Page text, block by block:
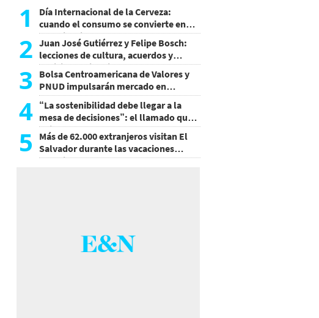
1
Día Internacional de la Cerveza:
cuando el consumo se convierte en
experiencia
2 Juan José Gutiérrez y Felipe Bosch:
lecciones de cultura, acuerdos y
decisiones sin miedo
3 Bolsa Centroamericana de Valores y
PNUD impulsarán mercado en
Honduras
4 “La sostenibilidad debe llegar a la
mesa de decisiones”: el llamado que
deja CentraRSE
5
Más de 62.000 extranjeros visitan El
Salvador durante las vacaciones
agostinas